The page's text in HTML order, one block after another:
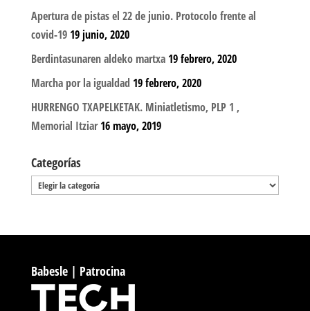
Apertura de pistas el 22 de junio. Protocolo frente al
covid-19 19 junio, 2020
Berdintasunaren aldeko martxa 19 febrero, 2020
Marcha por la igualdad 19 febrero, 2020
HURRENGO TXAPELKETAK. Miniatletismo, PLP 1 ,
Memorial Itziar 16 mayo, 2019
Categorías
Categorías
Babesle | Patrocina